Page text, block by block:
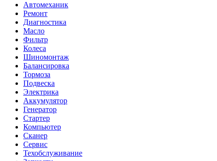
Автомеханик
Ремонт
Диагностика
Масло
Фильтр
Колеса
Шиномонтаж
Балансировка
Тормоза
Подвеска
Электрика
Аккумулятор
Генератор
Стартер
Компьютер
Сканер
Сервис
Техобслуживание